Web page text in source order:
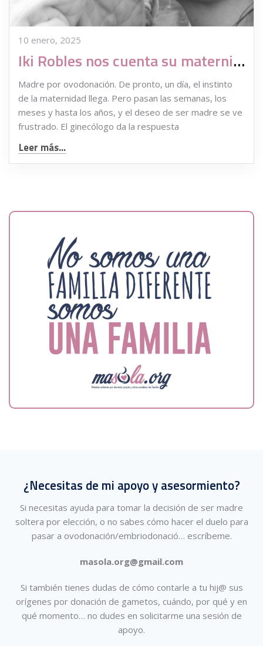
10 enero, 2025
Iki Robles nos cuenta su maternidad por ovodonación de dos mellizos
Madre por ovodonación. De pronto, un día, el instinto
de la maternidad llega. Pero pasan las semanas, los
meses y hasta los años, y el deseo de ser madre se ve
frustrado. El ginecólogo da la respuesta
Leer más...
¿Necesitas de mi apoyo y asesormiento?
Si necesitas ayuda para tomar la decisión de ser madre
soltera por elección, o no sabes cómo hacer el duelo para
pasar a ovodonación/embriodonació… escríbeme.
masola.org@gmail.com
Si también tienes dudas de cómo contarle a tu hij@ sus
orígenes por donación de gametos, cuándo, por qué y en
qué momento… no dudes en solicitarme una sesión de
apoyo.